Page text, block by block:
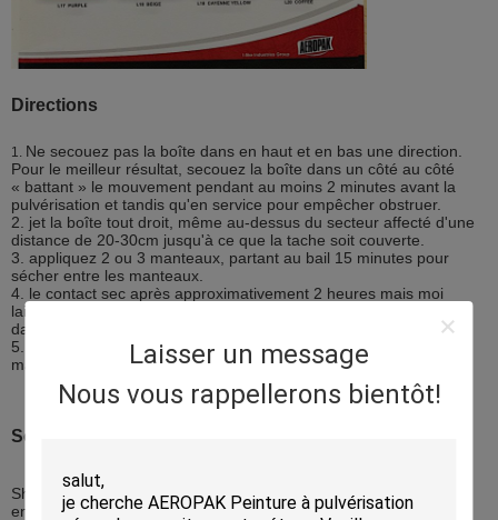
Laisser un message
Nous vous rappellerons bientôt!
Directions
1. Ne secouez pas la boîte dans en haut et en bas une direction.
Pour le meilleur résultat, secouez la boîte dans un côté au côté
« battant » le mouvement pendant au moins 2 minutes avant la
pulvérisation et tandis qu'en service pour empêcher obstruer.
2. jet la boîte tout droit, même au-dessus du secteur affecté d'une
distance de 20-30cm jusqu'à ce que la tache soit couverte.
3. appliquez 2 ou 3 manteaux, partant au bail 15 minutes pour
sécher entre les manteaux.
4. le contact sec après approximativement 2 heures mais moi
laissent des portes et les fenêtres s'ouvrent pour éviter l'habillage
davantage de condensation pendant 24 heures.
5. la côte d'Additionals peut être exigée. Réappliquez quand le
manteau précédent est entièrement sec.
Société
Shenzhen Cie. chimique fine comme un je, Ltd, une filiale à part
entière de groupe d'industriescomme un je Ltd (depuis 1997), a été un